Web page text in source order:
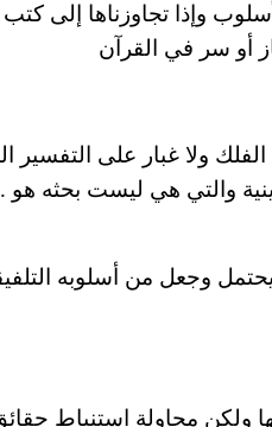
وإذا تجاوزناها إلى
أو سر في القرآن
ولا غبار على التفسير
والتي هي ليست بحثه
وجعل من أسلوبه
ولكن محاولة استنباط